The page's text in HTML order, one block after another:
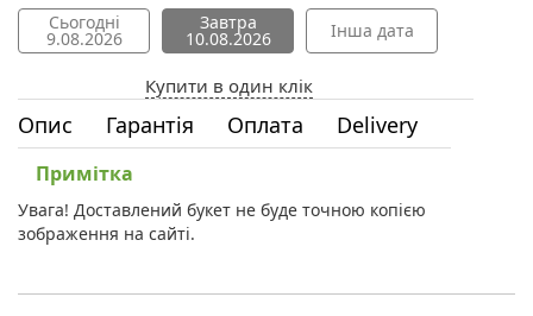
Сьогодні
9.08.2026
Завтра
10.08.2026 Інша дата
Купити в один клік
Опис Гарантія Оплата Delivery
Примітка
Увага! Доставлений букет не буде точною копією
зображення на сайті.